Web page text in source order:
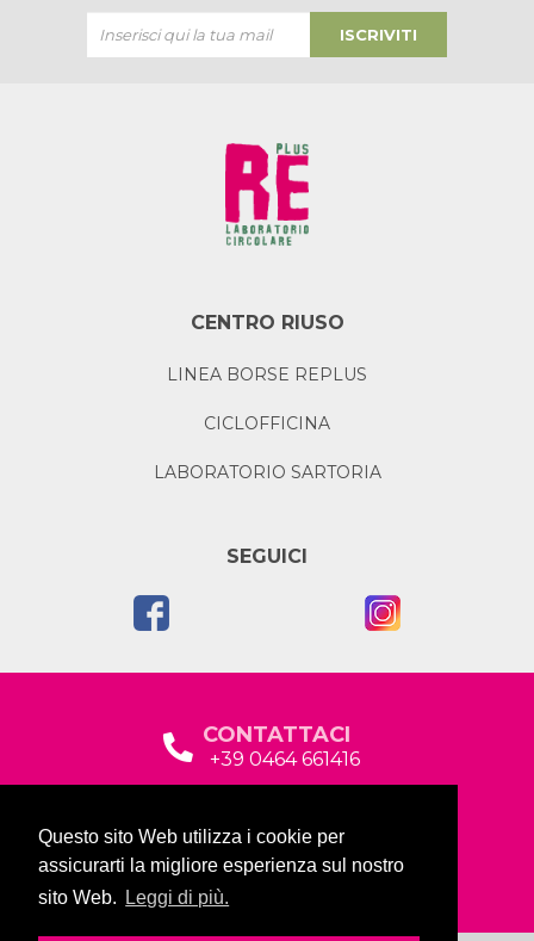
Questo sito Web utilizza i cookie per
assicurarti la migliore esperienza sul nostro
sito Web.
Leggi di più.
ISCRIVITI
CENTRO RIUSO
LINEA BORSE REPLUS
CICLOFFICINA
LABORATORIO SARTORIA
SEGUICI
CONTATTACI
+39 0464 661416
Via Baltera, 19
38066 Riva del Garda (TN)